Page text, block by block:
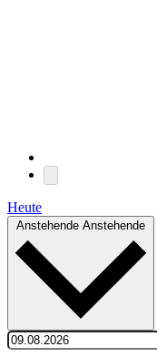
Heute
Anstehende Anstehende